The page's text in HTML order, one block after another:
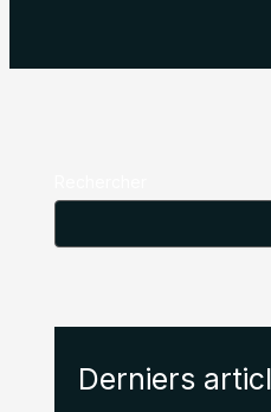
Derniers